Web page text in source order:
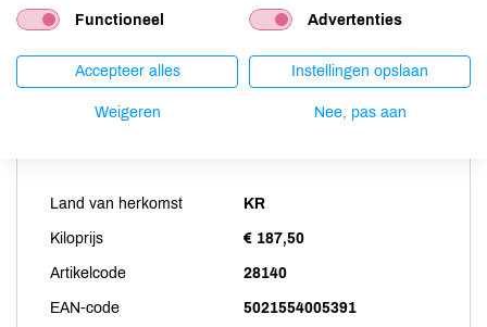
Weekdieren
niet aanwezig
Land van herkomst KR
Kiloprijs € 187,50
Artikelcode 28140
EAN-code 5021554005391
Functioneel Advertenties
Accepteer alles Instellingen opslaan
Weigeren Nee, pas aan